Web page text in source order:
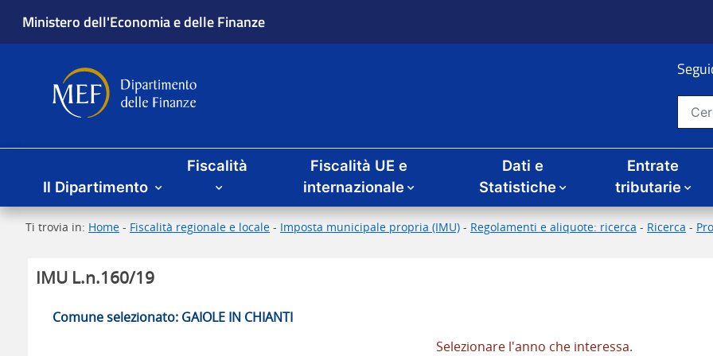
Ministero dell'Economia e delle Finanze
Dipartimento delle Finanze Cerca nel
Menu principale
Il Dipartimento
Fiscalità
Fiscalità UE e
internazionale
Dati e
Statistiche
Entrate
tributarie
Ti trovia in: Home - Fiscalità regionale e locale - Imposta municipale propria (IMU) - Regolamenti e aliquote: ricerca - Ricerca -
IMU L.n.160/19
Comune selezionato: GAIOLE IN CHIANTI
Selezionare l'anno che interessa.